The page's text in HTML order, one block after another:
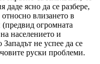
даде ясно да се разбере,
влизането в
огромната
населението и
не успее да се
руски проблеми.